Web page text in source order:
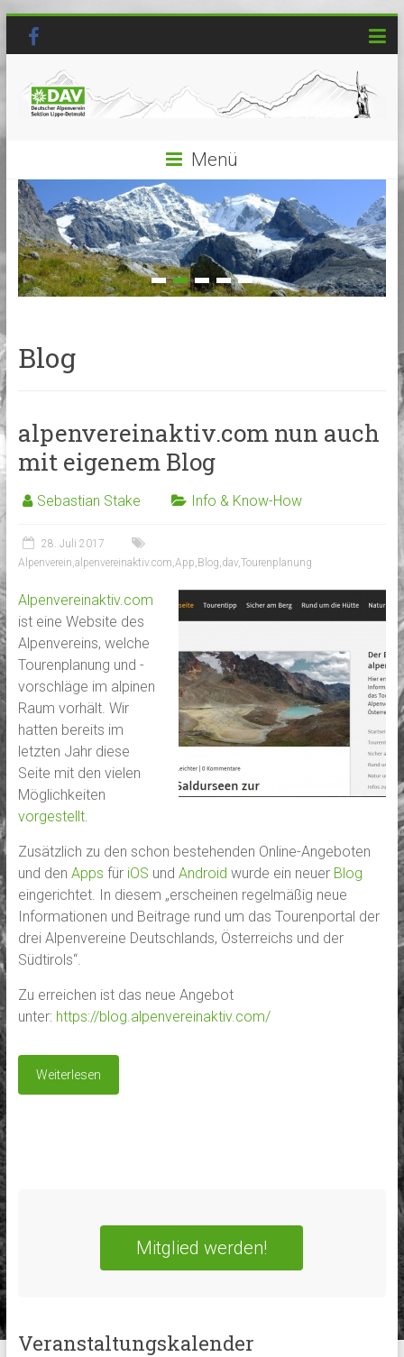
Menü
Blog
alpenvereinaktiv.com nun auch
mit eigenem Blog
Sebastian Stake Info & Know-How
28. Juli 2017
Alpenverein alpenvereinaktiv.com App Blog dav,Tourenplanung
Alpenvereinaktiv.com
ist eine Website des
Alpenvereins, welche
Tourenplanung und -
vorschläge im alpinen
Raum vorhält. Wir
hatten bereits im
letzten Jahr diese
Seite mit den vielen
Möglichkeiten
vorgestellt.
Zusätzlich zu den schon bestehenden Online-Angeboten
und den Apps für iOS und Android wurde ein neuer Blog
eingerichtet. In diesem „erscheinen regelmäßig neue
Informationen und Beitrage rund um das Tourenportal der
drei Alpenvereine Deutschlands, Österreichs und der
Südtirols“.
Zu erreichen ist das neue Angebot
unter: https://blog.alpenvereinaktiv.com/
Weiterlesen
Mitglied werden!
Veranstaltungskalender